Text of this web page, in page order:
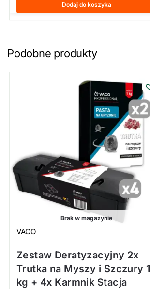
Dodaj do koszyka
Podobne produkty
Brak w magazynie
VACO
Zestaw Deratyzacyjny 2x
Trutka na Myszy i Szczury 1
kg + 4x Karmnik Stacja